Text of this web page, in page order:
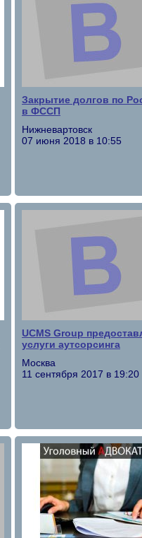
Закрытие долгов по
в ФССП
Нижневартовск
07 июня 2018 в 10:55
UCMS Group
услуги аутсорсинга
Москва
11 сентября 2017 в 19:20